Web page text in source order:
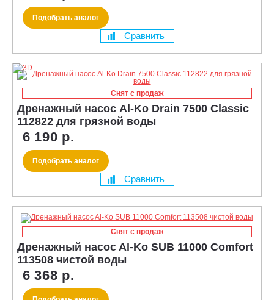
Подобрать аналог
Сравнить
Снят с продаж
Дренажный насос Al-Ko Drain 7500 Classic
112822 для грязной воды
6 190 р.
Подобрать аналог
Сравнить
Снят с продаж
Дренажный насоc Al-Ko SUB 11000 Comfort
113508 чистой воды
6 368 р.